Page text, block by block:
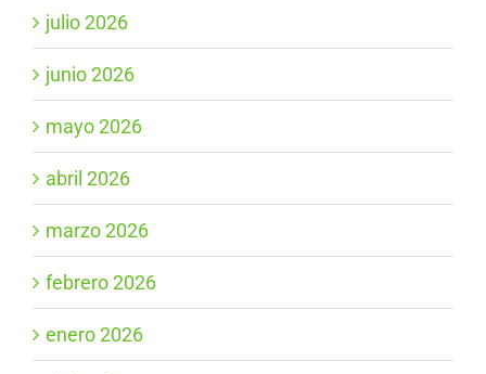
julio 2026
junio 2026
mayo 2026
abril 2026
marzo 2026
febrero 2026
enero 2026